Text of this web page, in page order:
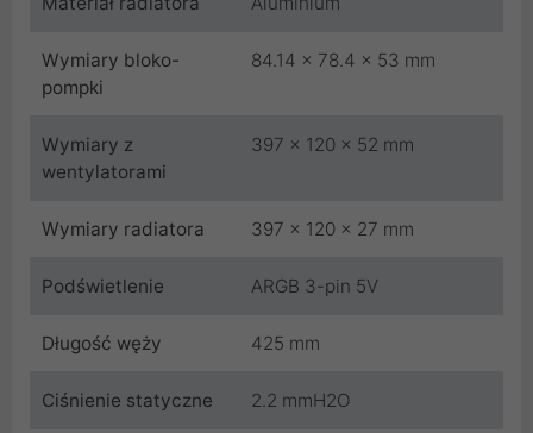
Wymiary bloko-
pompki
84.14 x 78.4 x 53 mm
Wymiary z
wentylatorami
397 x 120 x 52 mm
Wymiary radiatora 397 x 120 x 27 mm
Podświetlenie ARGB 3-pin 5V
Długość węży 425 mm
Ciśnienie statyczne 2.2 mmH2O